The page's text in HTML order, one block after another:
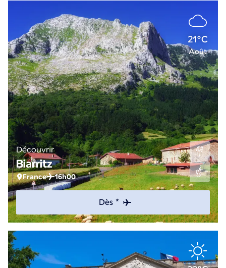
21°C
Août
Découvrir
Biarritz
France 16h00
Dès *